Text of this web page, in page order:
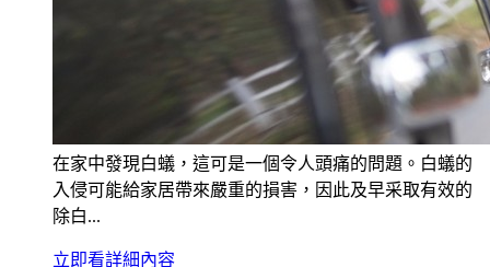
在家中發現白蟻，這可是一個令人頭痛的問題。白蟻的
入侵可能給家居帶來嚴重的損害，因此及早采取有效的
除白...
立即看詳細內容